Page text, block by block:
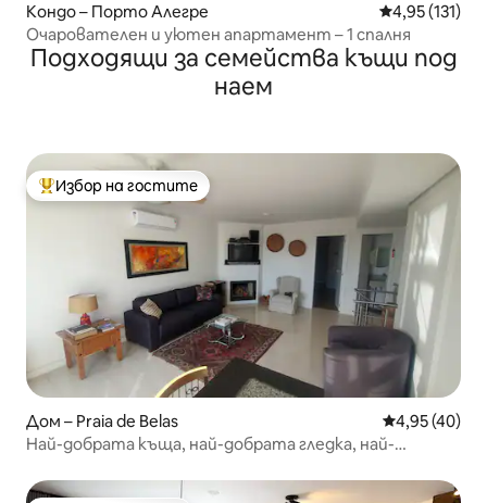
Кондо – Порто Алегре Средна
4,95 (131)
Очарователен и уютен апартамент – 1 спалня
Подходящи за семейства къщи под
наем
Най-популярен избор на гостите
Избор на гостите
Дом – Praia de Belas Средна
4,95 (40)
Най-добрата къща, най-добрата гледка, най-